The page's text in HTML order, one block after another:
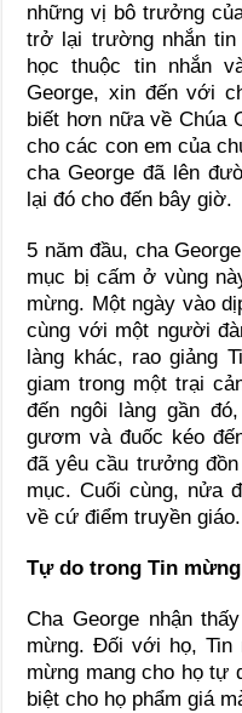
những vị bô trưởng
trở lại trường nhắn tin
học thuộc tin nhắn
George, xin đến với
biết hơn nữa về Chúa
cho các con em của
cha George đã lên
lại đó cho đến bây giờ.
5 năm đầu, cha
mục bị cấm ở vùng
mừng. Một ngày vào
cùng với một người
làng khác, rao giảng
giam trong một trại
đến ngôi làng gần
gươm và đuốc kéo
đã yêu cầu trưởng
mục. Cuối cùng, nửa
về cứ điểm truyền giáo.
Tự do trong Tin mừng
Cha George nhận
mừng. Đối với họ, Tin
mừng mang cho họ tự
biệt cho họ phẩm giá